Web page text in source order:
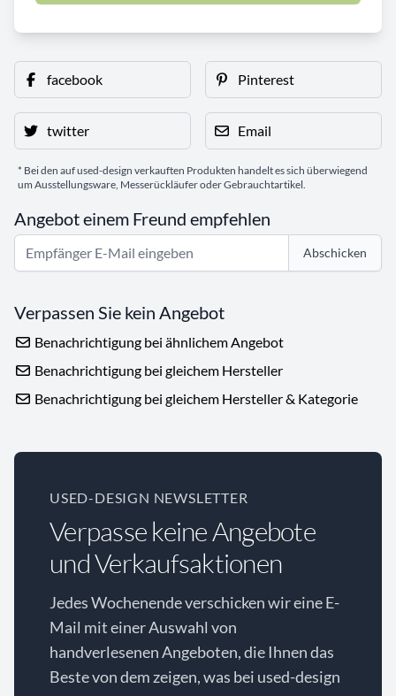
facebook Pinterest
twitter Email
* Bei den auf used-design verkauften Produkten handelt es sich überwiegend
um Ausstellungsware, Messerückläufer oder Gebrauchtartikel.
Angebot einem Freund empfehlen
Abschicken
Verpassen Sie kein Angebot
Benachrichtigung bei ähnlichem Angebot
Benachrichtigung bei gleichem Hersteller
Benachrichtigung bei gleichem Hersteller & Kategorie
USED-DESIGN NEWSLETTER
Verpasse keine Angebote
und Verkaufsaktionen
Jedes Wochenende verschicken wir eine E-
Mail mit einer Auswahl von
handverlesenen Angeboten, die Ihnen das
Beste von dem zeigen, was bei used-design